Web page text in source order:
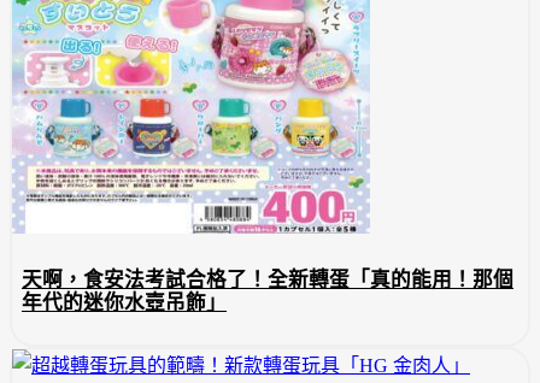
天啊，食安法考試合格了！全新轉蛋「真的能用！那個
年代的迷你水壺吊飾」